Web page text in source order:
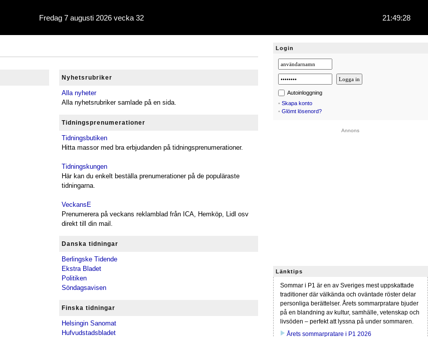
Fredag 7 augusti 2026 vecka 32 21:49:29
Nyhetsrubriker
Alla nyheter
Alla nyhetsrubriker samlade på en sida.
Tidningsprenumerationer
Tidningsbutiken
Hitta massor med bra erbjudanden på tidningsprenumerationer.
Tidningskungen
Här kan du enkelt beställa prenumerationer på de populäraste
tidningarna.
VeckansE
Prenumerera på veckans reklamblad från ICA, Hemköp, Lidl osv
direkt till din mail.
Danska tidningar
Berlingske Tidende
Ekstra Bladet
Politiken
Söndagsavisen
Finska tidningar
Helsingin Sanomat
Hufvudstadsbladet
Login
Autoinloggning
• Skapa konto
• Glömt lösenord?
Annons
Länktips
Sommar i P1 är en av Sveriges mest uppskattade
traditioner där välkända och oväntade röster delar
personliga berättelser. Årets sommarpratare bjuder
på en blandning av kultur, samhälle, vetenskap och
livsöden – perfekt att lyssna på under sommaren.
play_arrow Årets sommarpratare i P1 2026